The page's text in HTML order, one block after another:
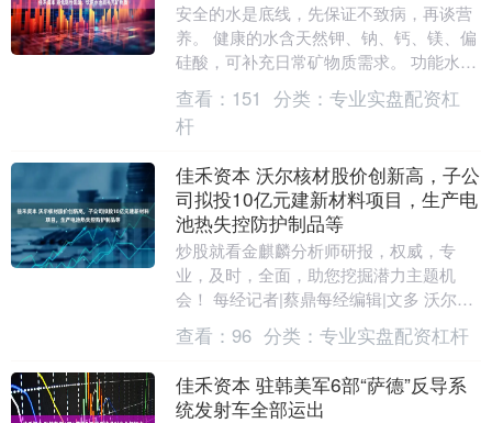
安全的水是底线，先保证不致病，再谈营
养。 健康的水含天然钾、钠、钙、镁、偏
硅酸，可补充日常矿物质需求。 功能水在
前两层基础上，提升抗氧化与还原力，但
非人人必需。....
查看： 151 分类： 专业实盘配资杠
杆
佳禾资本 沃尔核材股价创新高，子公
司拟投10亿元建新材料项目，生产电
池热失控防护制品等
炒股就看金麒麟分析师研报，权威，专
业，及时，全面，助您挖掘潜力主题机
会！ 每经记者|蔡鼎每经编辑|文多 沃尔核
材（002130.SZ，股价31.35元，市值39....
查看： 96 分类： 专业实盘配资杠杆
佳禾资本 驻韩美军6部“萨德”反导系
统发射车全部运出